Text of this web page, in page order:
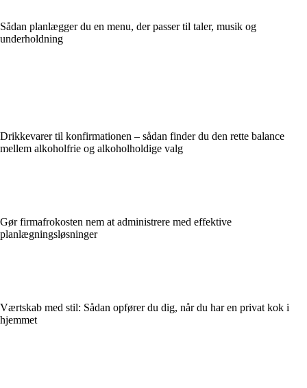
Sådan planlægger du en menu, der passer til taler, musik og
underholdning
Drikkevarer til konfirmationen – sådan finder du den rette balance
mellem alkoholfrie og alkoholholdige valg
Gør firmafrokosten nem at administrere med effektive
planlægningsløsninger
Værtskab med stil: Sådan opfører du dig, når du har en privat kok i
hjemmet